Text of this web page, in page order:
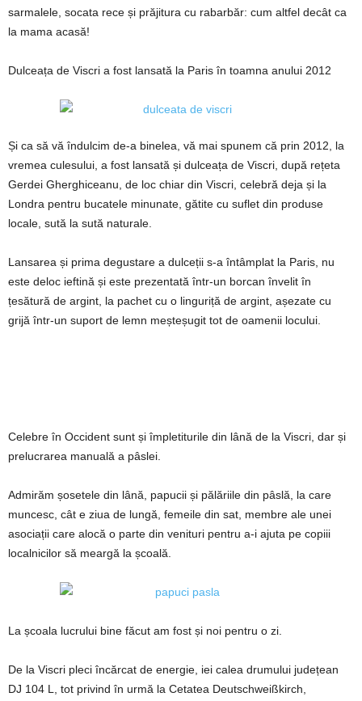
sarmalele, socata rece și prăjitura cu rabarbăr: cum altfel decât ca
la mama acasă!
Dulceața de Viscri a fost lansată la Paris în toamna anului 2012
Și ca să vă îndulcim de-a binelea, vă mai spunem că prin 2012, la
vremea culesului, a fost lansată și dulceața de Viscri, după rețeta
Gerdei Gherghiceanu, de loc chiar din Viscri, celebră deja și la
Londra pentru bucatele minunate, gătite cu suflet din produse
locale, sută la sută naturale.
Lansarea și prima degustare a dulceții s-a întâmplat la Paris, nu
este deloc ieftină și este prezentată într-un borcan învelit în
țesătură de argint, la pachet cu o linguriță de argint, așezate cu
grijă într-un suport de lemn meșteșugit tot de oamenii locului.
Celebre în Occident sunt și împletiturile din lână de la Viscri, dar și
prelucrarea manuală a pâslei.
Admirăm șosetele din lână, papucii și pălăriile din pâslă, la care
muncesc, cât e ziua de lungă, femeile din sat, membre ale unei
asociații care alocă o parte din venituri pentru a-i ajuta pe copiii
localnicilor să meargă la școală.
La școala lucrului bine făcut am fost și noi pentru o zi.
De la Viscri pleci încărcat de energie, iei calea drumului județean
DJ 104 L, tot privind în urmă la Cetatea Deutschweißkirch,